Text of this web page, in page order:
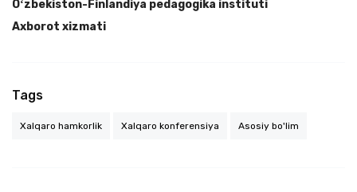
Oʻzbekiston-Finlandiya pedagogika instituti
Axborot xizmati
Tags
Xalqaro hamkorlik Xalqaro konferensiya Asosiy bo'lim